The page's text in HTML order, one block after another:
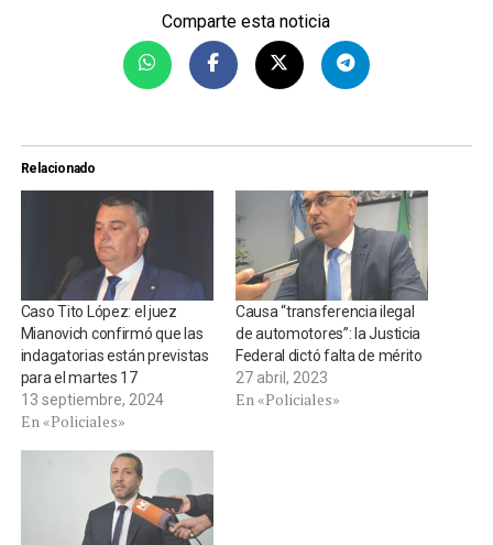
Comparte esta noticia
Relacionado
Caso Tito López: el juez
Mianovich confirmó que las
indagatorias están previstas
para el martes 17
13 septiembre, 2024
En «Policiales»
Causa “transferencia ilegal
de automotores”: la Justicia
Federal dictó falta de mérito
27 abril, 2023
En «Policiales»